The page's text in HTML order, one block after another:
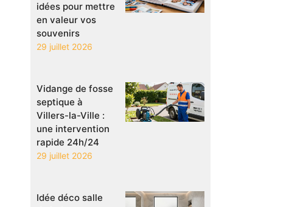
idées pour mettre
en valeur vos
souvenirs
29 juillet 2026
Vidange de fosse
septique à
Villers-la-Ville :
une intervention
rapide 24h/24
29 juillet 2026
Idée déco salle